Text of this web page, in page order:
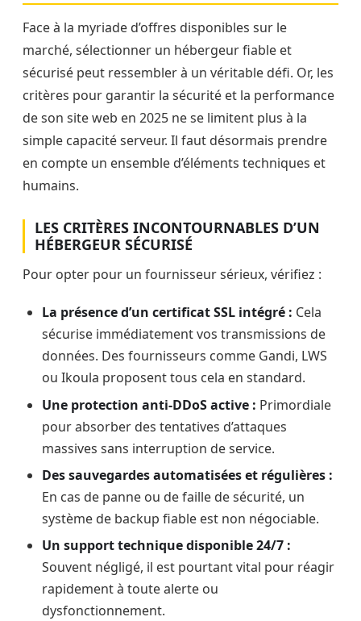
Face à la myriade d’offres disponibles sur le
marché, sélectionner un hébergeur fiable et
sécurisé peut ressembler à un véritable défi. Or, les
critères pour garantir la sécurité et la performance
de son site web en 2025 ne se limitent plus à la
simple capacité serveur. Il faut désormais prendre
en compte un ensemble d’éléments techniques et
humains.
LES CRITÈRES INCONTOURNABLES D’UN
HÉBERGEUR SÉCURISÉ
Pour opter pour un fournisseur sérieux, vérifiez :
La présence d’un certificat SSL intégré : Cela
sécurise immédiatement vos transmissions de
données. Des fournisseurs comme Gandi, LWS
ou Ikoula proposent tous cela en standard.
Une protection anti-DDoS active : Primordiale
pour absorber des tentatives d’attaques
massives sans interruption de service.
Des sauvegardes automatisées et régulières :
En cas de panne ou de faille de sécurité, un
système de backup fiable est non négociable.
Un support technique disponible 24/7 :
Souvent négligé, il est pourtant vital pour réagir
rapidement à toute alerte ou
dysfonctionnement.